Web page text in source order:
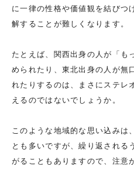
に一律の性格や価値観を結びつ
解することが難しくなります。
たとえば、関西出身の人が「も
められたり、東北出身の人が無
れたりするのは、まさにステレ
えるのではないでしょうか。
このような地域的な思い込みは
とも多いですが、繰り返される
がることもありますので、注意